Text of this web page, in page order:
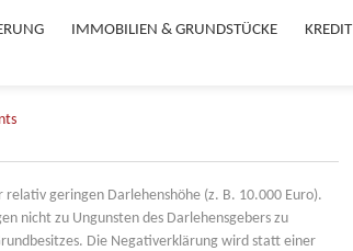
IMMOBILIEN & GRUNDSTÜCKE KREDIT
geringen Darlehenshöhe (z. B. 10.000 Euro).
nicht zu Ungunsten des Darlehensgebers zu
Die Negativerklärung wird statt einer